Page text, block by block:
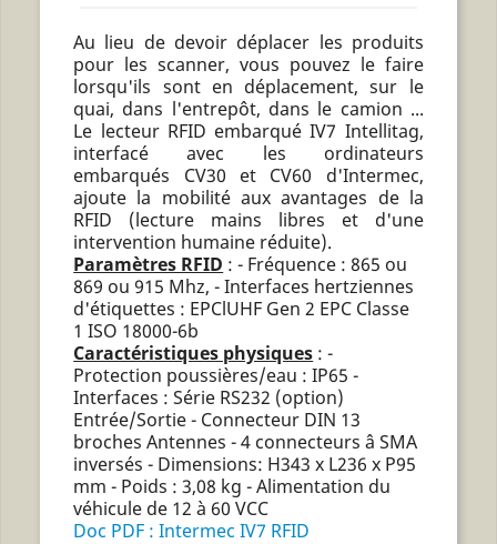
Au lieu de devoir déplacer les produits
pour les scanner, vous pouvez le faire
lorsqu'ils sont en déplacement, sur le
quai, dans l'entrepôt, dans le camion ...
Le lecteur RFID embarqué IV7 Intellitag,
interfacé avec les ordinateurs
embarqués CV30 et CV60 d'Intermec,
ajoute la mobilité aux avantages de la
RFID (lecture mains libres et d'une
intervention humaine réduite).
Paramètres RFID : - Fréquence : 865 ou
869 ou 915 Mhz, - Interfaces hertziennes
d'étiquettes : EPClUHF Gen 2 EPC Classe
1 ISO 18000-6b
Caractéristiques physiques : -
Protection poussières/eau : IP65 -
Interfaces : Série RS232 (option)
Entrée/Sortie - Connecteur DIN 13
broches Antennes - 4 connecteurs â SMA
inversés - Dimensions: H343 x L236 x P95
mm - Poids : 3,08 kg - Alimentation du
véhicule de 12 à 60 VCC
Doc PDF : Intermec IV7 RFID